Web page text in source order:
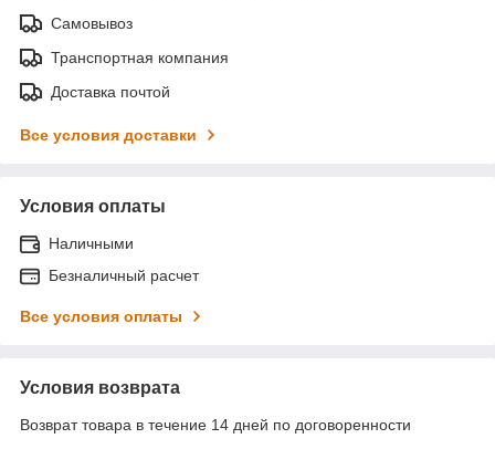
Самовывоз
Транспортная компания
Доставка почтой
Все условия доставки
Условия оплаты
Наличными
Безналичный расчет
Все условия оплаты
Условия возврата
Возврат товара в течение 14 дней по договоренности